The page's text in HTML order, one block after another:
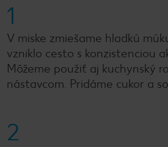
1
V miske zmiešame hladkú
vzniklo cesto s konzistenciou
Môžeme použiť aj kuchynský
nástavcom. Pridáme cukor a
2